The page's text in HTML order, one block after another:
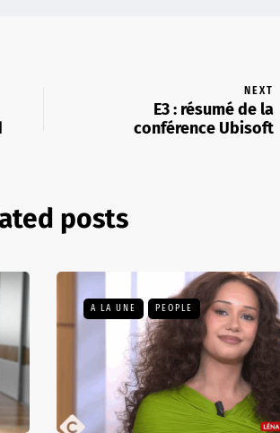
NEXT
E3 : résumé de la
conférence Ubisoft
posts
A LA UNE PEOPLE